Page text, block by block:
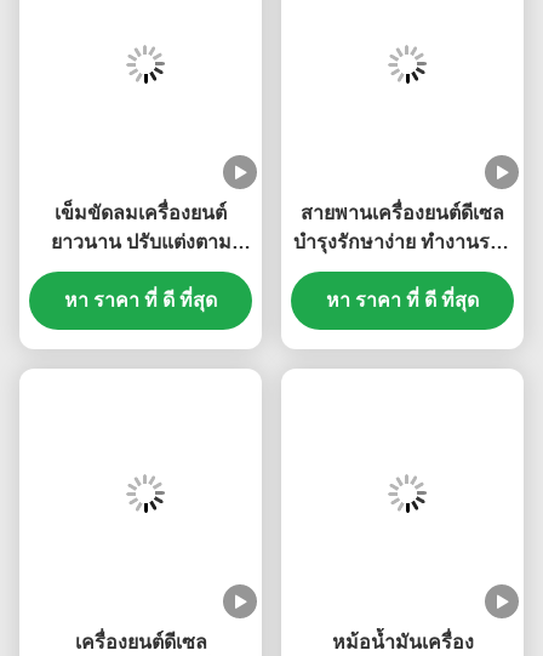
เข็มขัดลมเครื่องยนต์
ยาวนาน ปรับแต่งตาม
ต้องการ 612600061752
612600061295
หา ราคา ที่ ดี ที่สุด
สายพานเครื่องยนต์ดีเซล
บำรุงรักษาง่าย ทำงานราบ
รื่น อุปกรณ์เสริม
เครื่องยนต์ดีเซลสำหรับ
Weichai WD615
หา ราคา ที่ ดี ที่สุด
เครื่องยนต์ดีเซล
หม้อน้ำมันเครื่อง